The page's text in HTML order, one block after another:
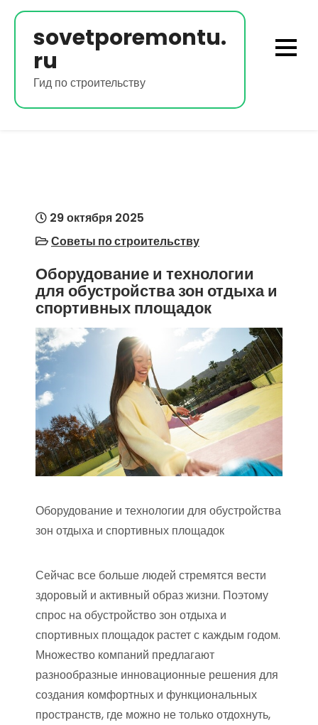
Перейти
содержимомуsovetporemontu.
ru
Гид по строительству
29 октября 2025
Советы по строительству
Оборудование и технологии
для обустройства зон отдыха и
спортивных площадок
Оборудование и технологии для обустройства
зон отдыха и спортивных площадок
Сейчас все больше людей стремятся вести
здоровый и активный образ жизни. Поэтому
спрос на обустройство зон отдыха и
спортивных площадок растет с каждым годом.
Множество компаний предлагают
разнообразные инновационные решения для
создания комфортных и функциональных
пространств, где можно не только отдохнуть,